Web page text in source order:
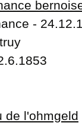
-
de l'ohmgeld